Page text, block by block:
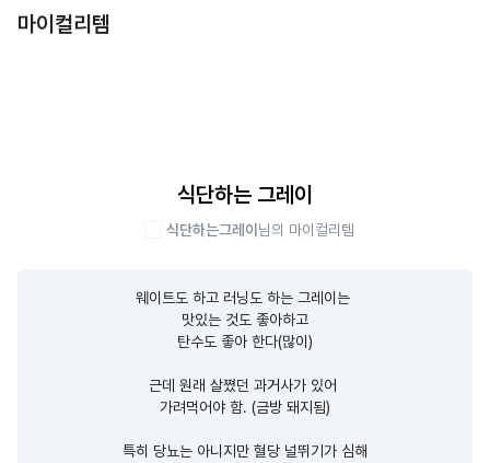
마이컬리템
식단하는 그레이
식단하는그레이 님의 마이컬리템
웨이트도 하고 러닝도 하는 그레이는
맛있는 것도 좋아하고
탄수도 좋아 한다(많이)
근데 원래 살쪘던 과거사가 있어
가려먹어야 함. (금방 돼지됨)
특히 당뇨는 아니지만 혈당 널뛰기가 심해